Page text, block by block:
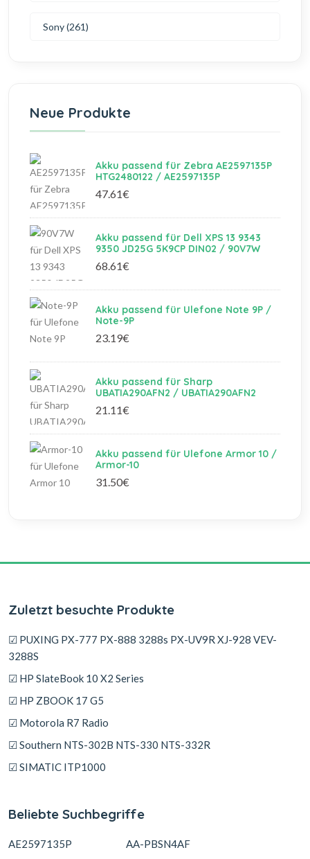
Sony (261)
Neue Produkte
Akku passend für Zebra AE2597135P
HTG2480122 / AE2597135P
47.61€
Akku passend für Dell XPS 13 9343
9350 JD25G 5K9CP DIN02 / 90V7W
68.61€
Akku passend für Ulefone Note 9P /
Note-9P
23.19€
Akku passend für Sharp
UBATIA290AFN2 / UBATIA290AFN2
21.11€
Akku passend für Ulefone Armor 10 /
Armor-10
31.50€
Zuletzt besuchte Produkte
☑ PUXING PX-777 PX-888 3288s PX-UV9R XJ-928 VEV-
3288S
☑ HP SlateBook 10 X2 Series
☑ HP ZBOOK 17 G5
☑ Motorola R7 Radio
☑ Southern NTS-302B NTS-330 NTS-332R
☑ SIMATIC ITP1000
Beliebte Suchbegriffe
AE2597135P
AA-PBSN4AF